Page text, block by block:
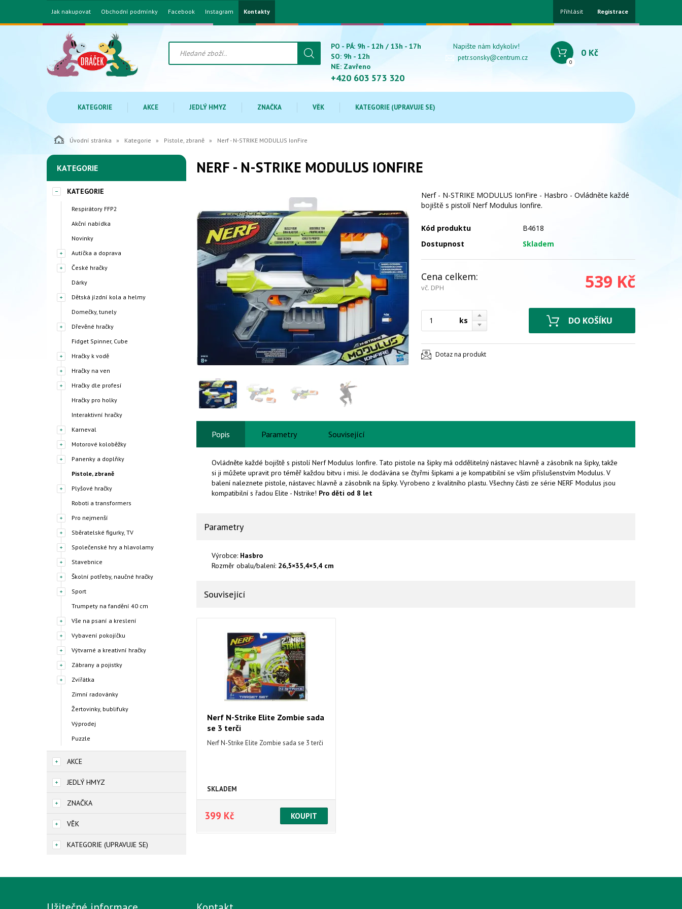
Jak nakupovat Obchodní podmínky Facebook Instagram Kontakty Přihlásit Registrace
PO - PÁ: 9h - 12h / 13h - 17h
SO: 9h - 12h
NE: Zavřeno
+420 603 573 320
Napište nám kdykoliv!
petr.sonsky@centrum.cz
0
0 Kč
KATEGORIE AKCE JEDLÝ HMYZ ZNAČKA VĚK KATEGORIE (UPRAVUJE SE)
Úvodní stránka Kategorie Pistole, zbraně Nerf - N-STRIKE MODULUS IonFire
KATEGORIE
KATEGORIE
Respirátory FFP2
Akční nabídka
Novinky
Autíčka a doprava
České hračky
Dárky
Dětská jízdní kola a helmy
Domečky, tunely
Dřevěné hračky
Fidget Spinner, Cube
Hračky k vodě
Hračky na ven
Hračky dle profesí
Hračky pro holky
Interaktivní hračky
Karneval
Motorové koloběžky
Panenky a doplňky
Pistole, zbraně
Plyšové hračky
Roboti a transformers
Pro nejmenší
Sběratelské figurky, TV
Společenské hry a hlavolamy
Stavebnice
Školní potřeby, naučné hračky
Sport
Trumpety na fandění 40 cm
Vše na psaní a kreslení
Vybavení pokojíčku
Výtvarné a kreativní hračky
Zábrany a pojistky
Zvířátka
Zimní radovánky
Žertovinky, bublifuky
Výprodej
Puzzle
AKCE
JEDLÝ HMYZ
ZNAČKA
VĚK
KATEGORIE (UPRAVUJE SE)
NERF - N-STRIKE MODULUS IONFIRE
Nerf - N-STRIKE MODULUS IonFire - Hasbro - Ovládněte každé
bojiště s pistolí Nerf Modulus Ionfire.
Kód produktu
B4618
Dostupnost
Skladem
Cena celkem:
vč. DPH 539 Kč
ks
Dotaz na produkt
Popis Parametry Související
Ovládněte každé bojiště s pistolí Nerf Modulus Ionfire. Tato pistole na šipky má oddělitelný nástavec hlavně a zásobník na šipky, takže
si ji můžete upravit pro téměř každou bitvu i misi. Je dodávána se čtyřmi šipkami a je kompatibilní se vším příslušenstvím Modulus. V
balení naleznete pistole, nástavec hlavně a zásobník na šipky. Vyrobeno z kvalitního plastu. Všechny části ze série NERF Modulus jsou
kompatibilní s řadou Elite - Nstrike! Pro děti od 8 let
Parametry
Výrobce: Hasbro
Rozměr obalu/balení: 26,5×35,4×5,4 cm
Související
Nerf N-Strike Elite Zombie sada
se 3 terči
Nerf N-Strike Elite Zombie sada se 3 terči
SKLADEM
399 Kč